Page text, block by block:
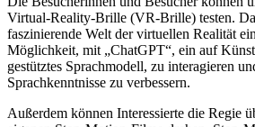
Virtual-Reality-Brille (VR-Brille) testen.
faszinierende Welt der virtuellen Realität
Möglichkeit, mit „ChatGPT“, ein auf
gestütztes Sprachmodell, zu interagieren
Sprachkenntnisse zu verbessern.
Außerdem können Interessierte die Regie